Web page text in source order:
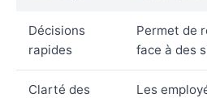
Décisions
rapides
Permet de
face à des
Clarté des
Les